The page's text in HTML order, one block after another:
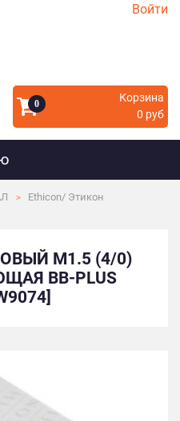
Войти
0
Корзина
0 руб
Ethicon/ Этикон
М1.5 (4/0)
BB-PLUS